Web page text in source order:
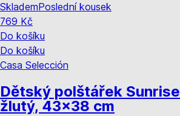
SklademPoslední kousek
769 Kč
Do košíku
Do košíku
Casa Selección
Dětský polštářek Sunrise
žlutý, 43x38 cm